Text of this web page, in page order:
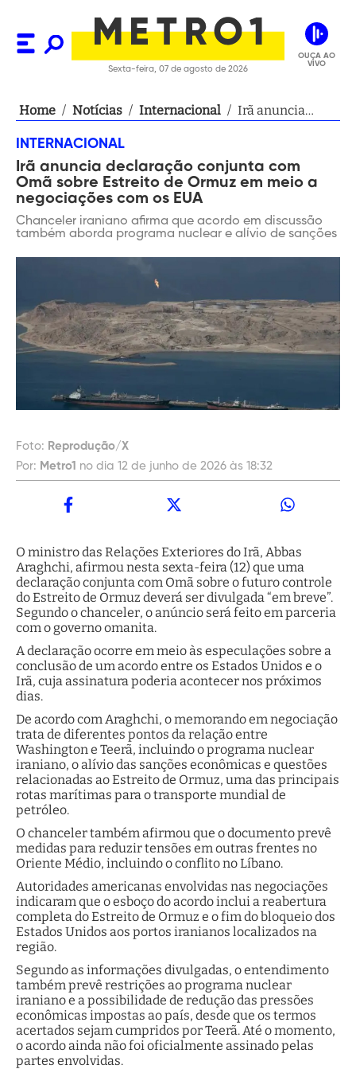
Sexta-feira, 07 de agosto de 2026
OUÇA AO
VIVO
Home / Notícias / Internacional / Irã anuncia
Omã sobre
Estreito de
a negociações
INTERNACIONAL
Irã anuncia declaração conjunta com
Omã sobre Estreito de Ormuz em meio a
negociações com os EUA
Chanceler iraniano afirma que acordo em discussão
também aborda programa nuclear e alívio de sanções
Foto: Reprodução/X
Por: Metro1 no dia 12 de junho de 2026 às 18:32
O ministro das Relações Exteriores do Irã, Abbas
Araghchi, afirmou nesta sexta-feira (12) que uma
declaração conjunta com Omã sobre o futuro controle
do Estreito de Ormuz deverá ser divulgada “em breve”.
Segundo o chanceler, o anúncio será feito em parceria
com o governo omanita.
A declaração ocorre em meio às especulações sobre a
conclusão de um acordo entre os Estados Unidos e o
Irã, cuja assinatura poderia acontecer nos próximos
dias.
De acordo com Araghchi, o memorando em negociação
trata de diferentes pontos da relação entre
Washington e Teerã, incluindo o programa nuclear
iraniano, o alívio das sanções econômicas e questões
relacionadas ao Estreito de Ormuz, uma das principais
rotas marítimas para o transporte mundial de
petróleo.
O chanceler também afirmou que o documento prevê
medidas para reduzir tensões em outras frentes no
Oriente Médio, incluindo o conflito no Líbano.
Autoridades americanas envolvidas nas negociações
indicaram que o esboço do acordo inclui a reabertura
completa do Estreito de Ormuz e o fim do bloqueio dos
Estados Unidos aos portos iranianos localizados na
região.
Segundo as informações divulgadas, o entendimento
também prevê restrições ao programa nuclear
iraniano e a possibilidade de redução das pressões
econômicas impostas ao país, desde que os termos
acertados sejam cumpridos por Teerã. Até o momento,
o acordo ainda não foi oficialmente assinado pelas
partes envolvidas.